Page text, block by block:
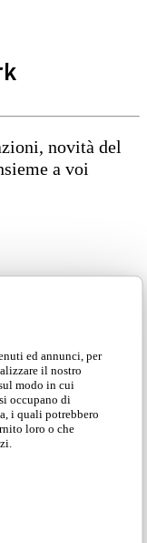
ed annunci, per
il nostro
modo in cui
occupano di
i quali potrebbero
loro o che
novità del
a voi
285 –